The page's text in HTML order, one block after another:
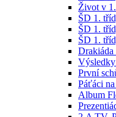
Život v
ŠD 1.
ŠD 1.
ŠD 1.
Drakiáda
Výsledky
První
Páťáci
Album